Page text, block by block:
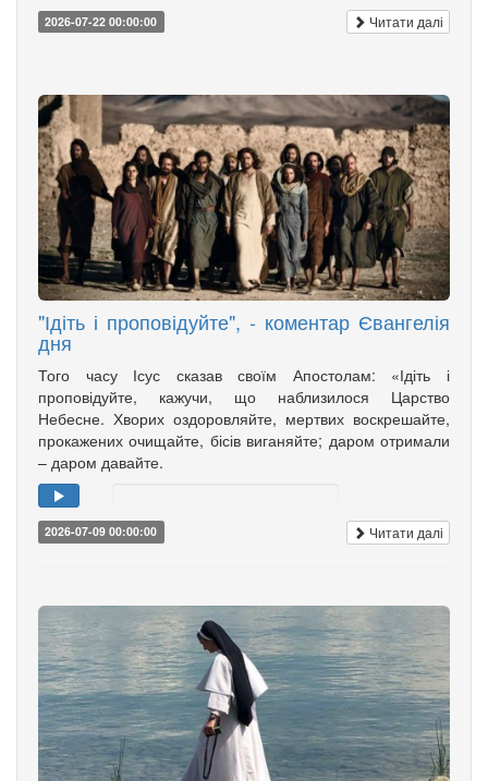
2026-07-22 00:00:00 Читати далі
"Ідіть і проповідуйте", - коментар Євангелія
дня
Того часу Ісус сказав своїм Апостолам: «Ідіть і
проповідуйте, кажучи, що наблизилося Царство
Небесне. Хворих оздоровляйте, мертвих воскрешайте,
прокажених очищайте, бісів виганяйте; даром отримали
– даром давайте.
2026-07-09 00:00:00 Читати далі